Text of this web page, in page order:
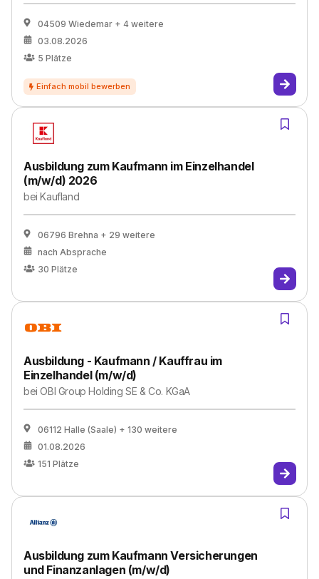
04509 Wiedemar + 4 weitere
03.08.2026
5 Plätze
Ausbildung zum Kaufmann im Einzelhandel
(m/w/d) 2026
beiKaufland
06796 Brehna + 29 weitere
nach Absprache
30 Plätze
Ausbildung - Kaufmann / Kauffrau im
Einzelhandel (m/w/d)
beiOBI Group Holding SE & Co. KGaA
06112 Halle (Saale) + 130 weitere
01.08.2026
151 Plätze
Ausbildung zum Kaufmann Versicherungen
und Finanzanlagen (m/w/d)